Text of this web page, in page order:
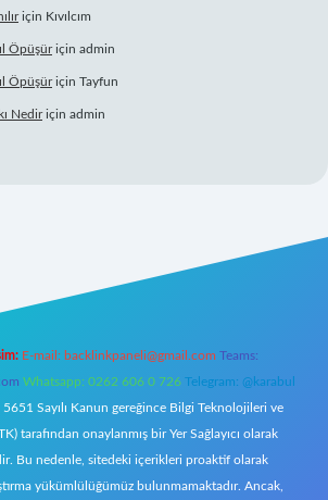
için Kıvılcım
Öpüşüriçin admin
Öpüşüriçin Tayfun
Nediriçin admin
E-mail: backlinkpaneli@gmail.com Teams:
Whatsapp: 0262 606 0 726 Telegram: @karabul
5651 Sayılı Kanun gereğince Bilgi Teknolojileri ve
tarafından onaylanmış bir Yer Sağlayıcı olarak
Bu nedenle, sitedeki içerikleri proaktif olarak
yükümlülüğümüz bulunmamaktadır. Ancak,